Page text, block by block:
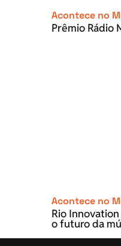
Acontece no
Prêmio Rádio
Acontece no
Rio
o futuro da